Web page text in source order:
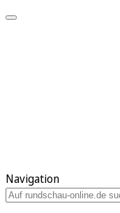
Navigation